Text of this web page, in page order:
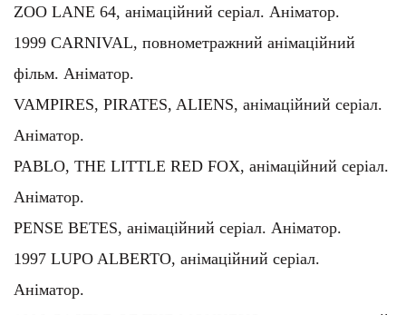
Аніматор.
1996 CASTLE OF THE MONKEYS, повнометражний
анімаційний фільм. Аніматор.
Commercials Режисер – TM Danon, Ростишка, Сан
Санич, Простоквашино, Tenoten, Піонерський
квартал.
Аніматор – TM Nesquik, Живчик, Жувіленд, Loko
Moko, Viazos, Tuc, Фрекен Бок, Raiffeisen Bank Aval,
Bayer, etc.